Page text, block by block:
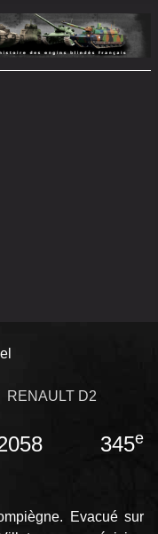
RENAULT D2
345e
Evacué sur